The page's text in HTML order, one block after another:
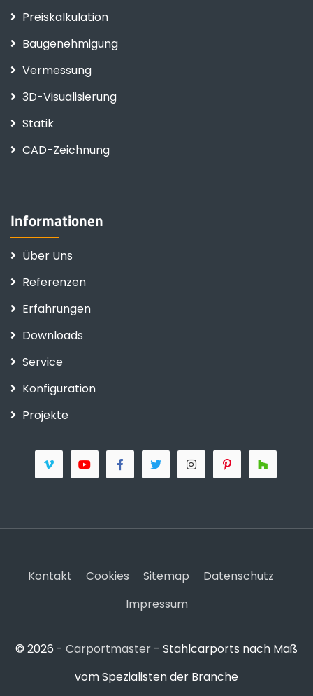
Preiskalkulation
Baugenehmigung
Vermessung
3D-Visualisierung
Statik
CAD-Zeichnung
Informationen
Über Uns
Referenzen
Erfahrungen
Downloads
Service
Konfiguration
Projekte
© 2026 - Carportmaster - Stahlcarports nach Maß
vom Spezialisten der Branche
Kontakt Cookies Sitemap
Datenschutz
Impressum